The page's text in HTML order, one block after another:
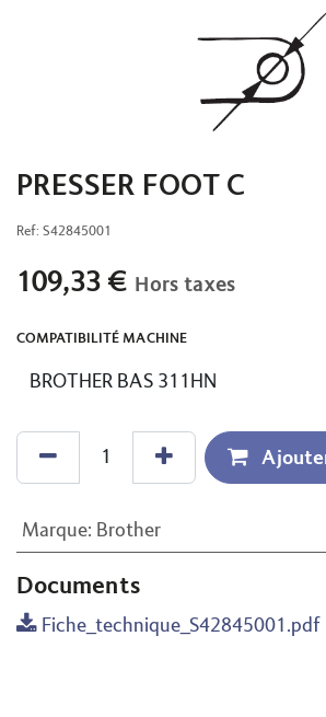
PRESSER FOOT C
Ref: S42845001
109,33 € Hors taxes
COMPATIBILITÉ MACHINE
Marque: Brother
Documents
Fiche_technique_S42845001.pdf